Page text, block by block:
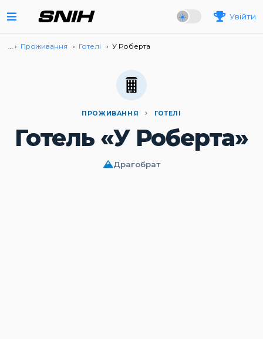
Увійти
… › Проживання › Готелі › У Роберта
ПРОЖИВАННЯ ГОТЕЛІ
Готель «У Роберта»
Драгобрат